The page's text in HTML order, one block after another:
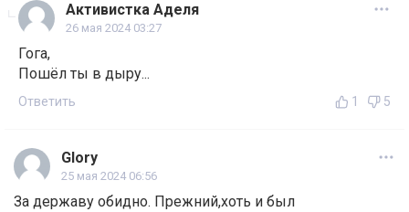
Активистка Аделя
26 мая 2024 03:27
Гога,
Пошёл ты в дыру...
Ответить 1 5
Glory
25 мая 2024 06:56
За державу обидно. Прежний,хоть и был